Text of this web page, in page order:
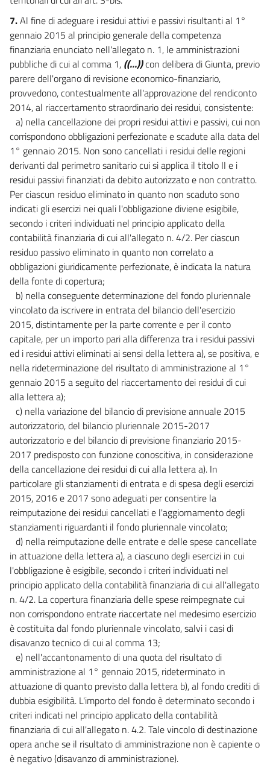
Allegato 4
Allegato 4/1(parte 1)
Allegato 4/1(parte 2)
Allegato 4/2(parte 1)
Allegato 4/2(parte 2)
Allegato 4/2(parte 3)
Allegato 4/3(parte 1)
Allegato 4/3(parte 2)
Allegato 4/3(parte 3)
Allegato 4/4
Allegato 5
Allegato 5/1
Allegato 5/2
Allegato 6
Allegato 6/1(parte 1)
Allegato 6/1(parte 2)
Allegato 6/1(parte 3)
Allegato 6/1(parte 4)
Allegato 6/1(parte 5)
Allegato 6/1(parte 6)
Allegato 6/1(parte 7)
Allegato 6/2(parte 1)
Allegato 6/2(parte 2)
Allegato 6/2(parte 3)
Allegato 6/2(parte 4)
Allegato 6/2(parte 5)
Allegato 6/3(parte 1)
Allegato 6/3(parte 2)
Allegato 6/3(parte 3)
Allegato 6/3(parte 4)
Allegato 6/3(parte 5)
Allegato 6/3(parte 6)
Allegato 6/3(parte 7)
Allegato 7
Allegato 7
Allegato 8
Allegato 8/1
Allegato 8/2
Allegato 8/3
Allegato 9
Allegato 9
7.Al fine di adeguare i residui attivi e passivi risultanti al 1°
gennaio 2015 al principio generale della competenza
finanziaria enunciato nell'allegato n. 1, le amministrazioni
pubbliche di cui al comma 1, ((...))con delibera di Giunta, previo
parere dell'organo di revisione economico-finanziario,
provvedono, contestualmente all'approvazione del rendiconto
2014, al riaccertamento straordinario dei residui, consistente:
a) nella cancellazione dei propri residui attivi e passivi, cui non
corrispondono obbligazioni perfezionate e scadute alla data del
1° gennaio 2015. Non sono cancellati i residui delle regioni
derivanti dal perimetro sanitario cui si applica il titolo II e i
residui passivi finanziati da debito autorizzato e non contratto.
Per ciascun residuo eliminato in quanto non scaduto sono
indicati gli esercizi nei quali l'obbligazione diviene esigibile,
secondo i criteri individuati nel principio applicato della
contabilità finanziaria di cui all'allegato n. 4/2. Per ciascun
residuo passivo eliminato in quanto non correlato a
obbligazioni giuridicamente perfezionate, è indicata la natura
della fonte di copertura;
b) nella conseguente determinazione del fondo pluriennale
vincolato da iscrivere in entrata del bilancio dell'esercizio
2015, distintamente per la parte corrente e per il conto
capitale, per un importo pari alla differenza tra i residui passivi
ed i residui attivi eliminati ai sensi della lettera a), se positiva, e
nella rideterminazione del risultato di amministrazione al 1°
gennaio 2015 a seguito del riaccertamento dei residui di cui
alla lettera a);
c) nella variazione del bilancio di previsione annuale 2015
autorizzatorio, del bilancio pluriennale 2015-2017
autorizzatorio e del bilancio di previsione finanziario 2015-
2017 predisposto con funzione conoscitiva, in considerazione
della cancellazione dei residui di cui alla lettera a). In
particolare gli stanziamenti di entrata e di spesa degli esercizi
2015, 2016 e 2017 sono adeguati per consentire la
reimputazione dei residui cancellati e l'aggiornamento degli
stanziamenti riguardanti il fondo pluriennale vincolato;
d) nella reimputazione delle entrate e delle spese cancellate
in attuazione della lettera a), a ciascuno degli esercizi in cui
l'obbligazione è esigibile, secondo i criteri individuati nel
principio applicato della contabilità finanziaria di cui all'allegato
n. 4/2. La copertura finanziaria delle spese reimpegnate cui
non corrispondono entrate riaccertate nel medesimo esercizio
è costituita dal fondo pluriennale vincolato, salvi i casi di
disavanzo tecnico di cui al comma 13;
e) nell'accantonamento di una quota del risultato di
amministrazione al 1° gennaio 2015, rideterminato in
attuazione di quanto previsto dalla lettera b), al fondo crediti di
dubbia esigibilità. L'importo del fondo è determinato secondo i
criteri indicati nel principio applicato della contabilità
finanziaria di cui all'allegato n. 4.2. Tale vincolo di destinazione
opera anche se il risultato di amministrazione non è capiente o
è negativo (disavanzo di amministrazione).